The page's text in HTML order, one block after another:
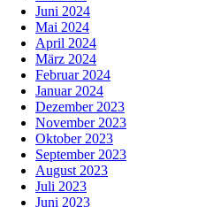
Juni 2024
Mai 2024
April 2024
März 2024
Februar 2024
Januar 2024
Dezember 2023
November 2023
Oktober 2023
September 2023
August 2023
Juli 2023
Juni 2023